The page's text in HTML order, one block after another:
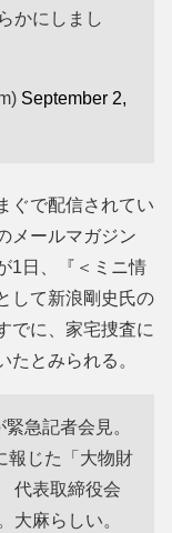
かにしまし
September 2,
ぐで配信されてい
メールマガジン
1日、『＜ミニ情
して新浪剛史氏の
でに、家宅捜査に
たとみられる。
急記者会見。
報じた「大物財
代表取締役会
大麻らしい。